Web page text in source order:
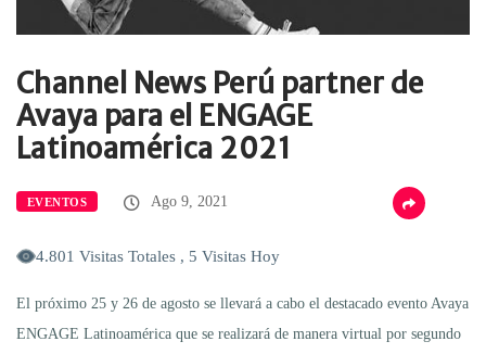
Channel News Perú partner de
Avaya para el ENGAGE
Latinoamérica 2021
EVENTOS Ago 9, 2021
4.801 Visitas Totales , 5 Visitas Hoy
El próximo 25 y 26 de agosto se llevará a cabo el destacado evento Avaya
ENGAGE Latinoamérica que se realizará de manera virtual por segundo